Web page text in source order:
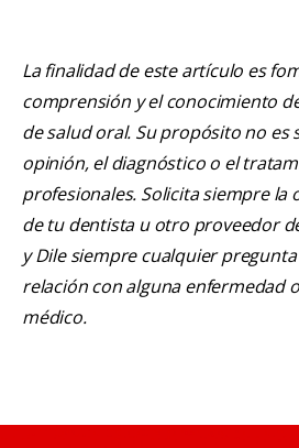
La finalidad de este artículo es
comprensión y el conocimiento
de salud oral. Su propósito no es
opinión, el diagnóstico o el
profesionales. Solicita siempre la
de tu dentista u otro proveedor
y Dile siempre cualquier
relación con alguna enfermedad
médico.